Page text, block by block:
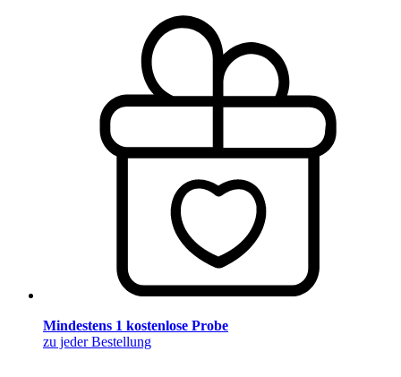
Mindestens 1 kostenlose Probe
zu jeder Bestellung